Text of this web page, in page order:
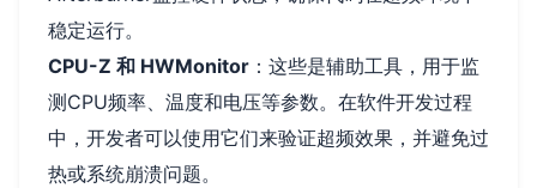
稳定运行。
CPU-Z 和 HWMonitor ：这些是辅助工具，用于监
测CPU频率、温度和电压等参数。在软件开发过程
中，开发者可以使用它们来验证超频效果，并避免过
热或系统崩溃问题。